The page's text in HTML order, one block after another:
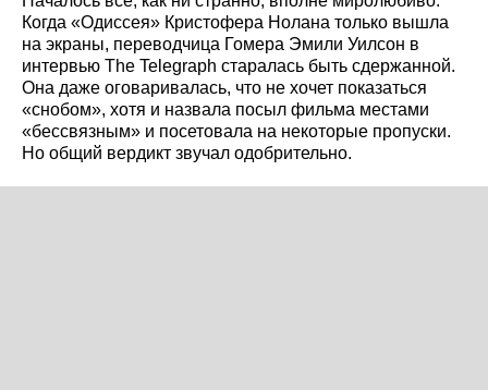
Когда «Одиссея» Кристофера Нолана только вышла
на экраны, переводчица Гомера Эмили Уилсон в
интервью The Telegraph старалась быть сдержанной.
Она даже оговаривалась, что не хочет показаться
«снобом», хотя и назвала посыл фильма местами
«бессвязным» и посетовала на некоторые пропуски.
Но общий вердикт звучал одобрительно.